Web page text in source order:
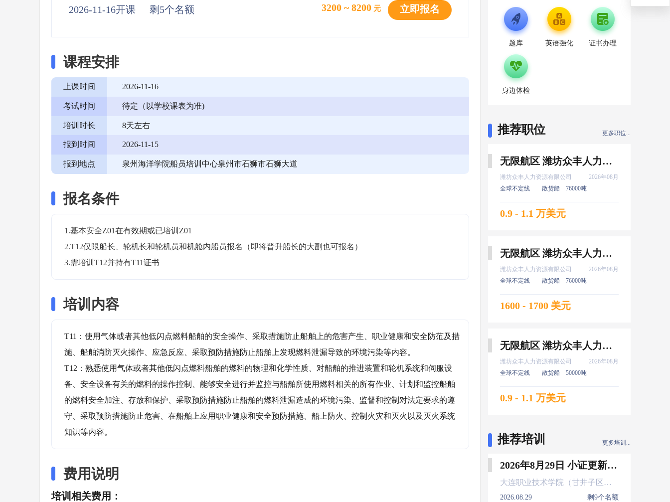
2026-11-16开课 剩5个名额 3200 ~ 8200 元 立即报名
课程安排
上课时间 2026-11-16
考试时间 待定（以学校课表为准)
培训时长 8天左右
报到时间 2026-11-15
报到地点 泉州海洋学院船员培训中心泉州市石狮市石狮大道
报名条件
1.基本安全Z01在有效期或已培训Z01
2.T12仅限船长、轮机长和轮机员和机舱内船员报名（即将晋升船长的大副也可报名）
3.需培训T12并持有T11证书
培训内容
T11：使用气体或者其他低闪点燃料船舶的安全操作、采取措施防止船舶上的危害产生、职业健康和安全防范及措
施、船舶消防灭火操作、应急反应、采取预防措施防止船舶上发现燃料泄漏导致的环境污染等内容。
T12：熟悉使用气体或者其他低闪点燃料船舶的燃料的物理和化学性质、对船舶的推进装置和轮机系统和伺服设
备、安全设备有关的燃料的操作控制、能够安全进行并监控与船舶所使用燃料相关的所有作业、计划和监控船舶
的燃料安全加注、存放和保护、采取预防措施防止船舶的燃料泄漏造成的环境污染、监督和控制对法定要求的遵
守、采取预防措施防止危害、在船舶上应用职业健康和安全预防措施、船上防火、控制火灾和灭火以及灭火系统
知识等内容。
费用说明
培训相关费用：
题库 英语强化 证书办理
身边体检
推荐职位 更多职位...
无限航区 潍坊众丰人力资源有限公司 新证 大厨 8月上船
潍坊众丰人力资源有限公司
2026年08月
全球不定线
散货船 76000吨
0.9 - 1.1 万美元
无限航区 潍坊众丰人力资源有限公司 高证 水手 8月上船
潍坊众丰人力资源有限公司
2026年08月
全球不定线
散货船 76000吨
1600 - 1700 美元
无限航区 潍坊众丰人力资源有限公司 新证 大厨 8月上船
潍坊众丰人力资源有限公司
2026年08月
全球不定线
散货船 50000吨
0.9 - 1.1 万美元
推荐培训 更多培训...
2026年8月29日 小证更新 Z01Z02Z04
大连职业技术学院（甘井子区大连北站）
2026.08.29 剩9个名额